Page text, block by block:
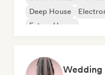
Deep House
Future House
Wedding